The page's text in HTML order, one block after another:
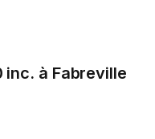
inc. à Fabreville